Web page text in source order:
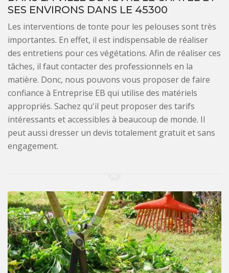
SES ENVIRONS DANS LE 45300
Les interventions de tonte pour les pelouses sont très
importantes. En effet, il est indispensable de réaliser
des entretiens pour ces végétations. Afin de réaliser ces
tâches, il faut contacter des professionnels en la
matière. Donc, nous pouvons vous proposer de faire
confiance à Entreprise EB qui utilise des matériels
appropriés. Sachez qu'il peut proposer des tarifs
intéressants et accessibles à beaucoup de monde. Il
peut aussi dresser un devis totalement gratuit et sans
engagement.